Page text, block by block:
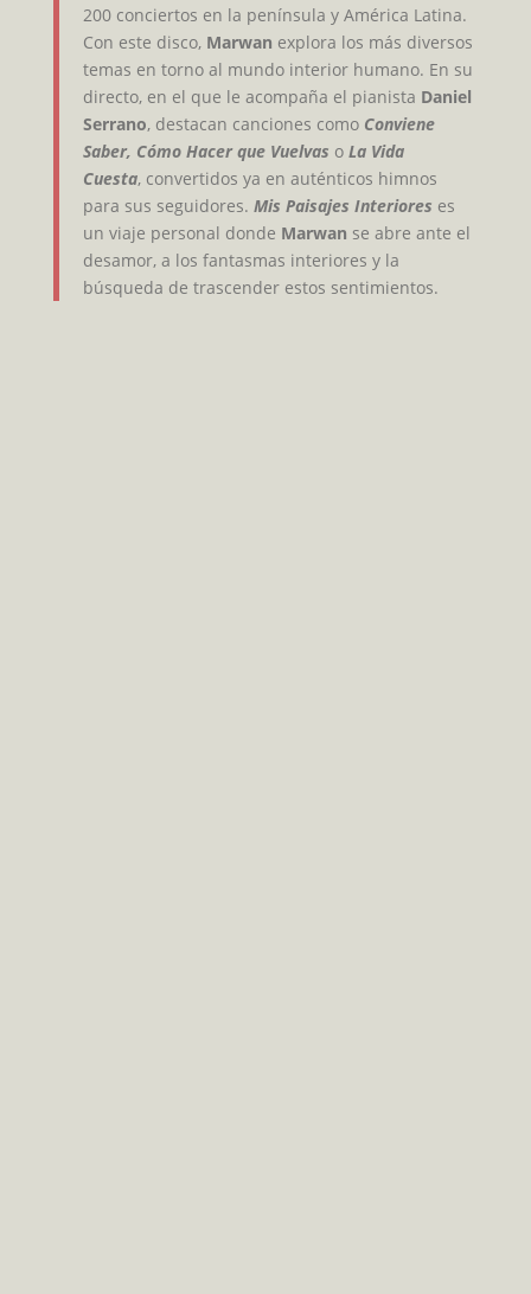
200 conciertos en la península y América Latina.
Con este disco, Marwan explora los más diversos
temas en torno al mundo interior humano. En su
directo, en el que le acompaña el pianista Daniel
Serrano, destacan canciones como Conviene
Saber, Cómo Hacer que Vuelvas o La Vida
Cuesta, convertidos ya en auténticos himnos
para sus seguidores. Mis Paisajes Interiores es
un viaje personal donde Marwan se abre ante el
desamor, a los fantasmas interiores y la
búsqueda de trascender estos sentimientos.